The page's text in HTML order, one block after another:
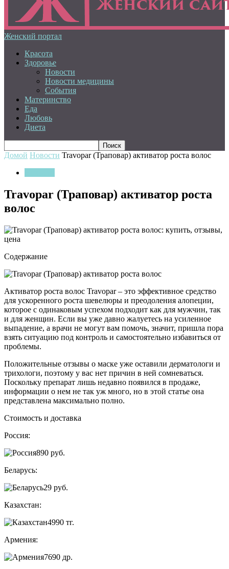
Женский портал
Красота
Здоровье
Новости
Новости медицины
События
Материнство
Еда
Любовь
Диета
Домой Новости Travopar (Траповар) активатор роста волос
Travopar (Траповар) активатор роста
волос
Содержание
Активатор роста волос Travopar – это эффективное средство
для ускоренного роста шевелюры и преодоления алопеции,
которое с одинаковым успехом подходит как для мужчин, так
и для женщин. Если вы уже давно жалуетесь на усиленное
выпадение, а врачи не могут вам помочь, значит, пришла пора
взять ситуацию под контроль и самостоятельно избавиться от
проблемы.
Положительные отзывы о маске уже оставили дерматологи и
трихологи, поэтому у вас нет причин в ней сомневаться.
Поскольку препарат лишь недавно появился в продаже,
информации о нем не так уж много, но в этой статье она
представлена максимально полно.
Стоимость и доставка
Россия:
890 руб.
Беларусь:
29 руб.
Казахстан:
4990 тг.
Армения:
7690 др.